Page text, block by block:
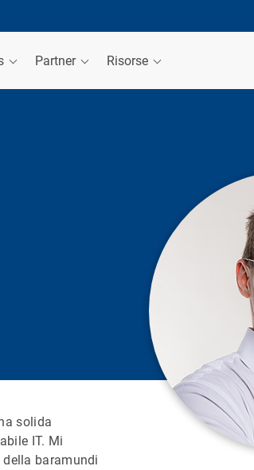
Partner Risorse
solida
IT. Mi
baramundi